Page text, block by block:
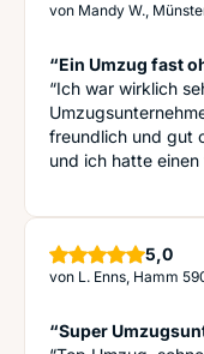
von Mandy W.,
“Ein Umzug fast
“Ich war wirklich
freundlich und gut
und ich hatte
5,0
von L. Enns, Hamm
“Super